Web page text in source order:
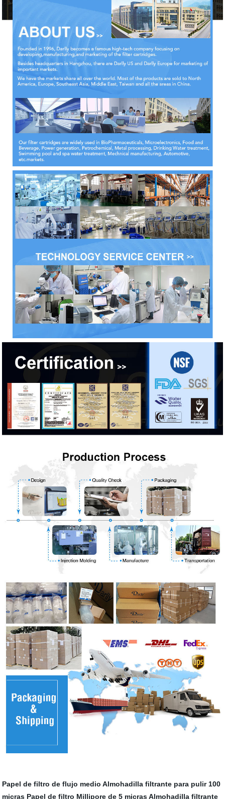
Papel de filtro de flujo medio Almohadilla filtrante para pulir 100
micras Papel de filtro Millipore de 5 micras Almohadilla filtrante